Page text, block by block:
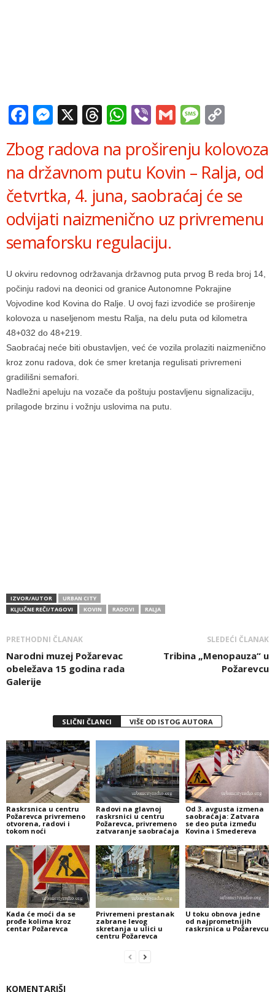
Facebook
Messenger
X Threads
WhatsApp
ViberGmail
Zbog radova na proširenju kolovoza
na državnom putu Kovin – Ralja, od
četvrtka, 4. juna, saobraćaj će se
odvijati naizmenično uz privremenu
semaforsku regulaciju.
U okviru redovnog održavanja državnog puta prvog B reda broj 14,
počinju radovi na deonici od granice Autonomne Pokrajine
Vojvodine kod Kovina do Ralje. U ovoj fazi izvodiće se proširenje
kolovoza u naseljenom mestu Ralja, na delu puta od kilometra
48+032 do 48+219.
Saobraćaj neće biti obustavljen, već će vozila prolaziti naizmenično
kroz zonu radova, dok će smer kretanja regulisati privremeni
gradilišni semafori.
Nadležni apeluju na vozače da poštuju postavljenu signalizaciju,
prilagode brzinu i vožnju uslovima na putu.
IZVOR/AUTOR
URBAN CITY
KLJUČNE REČI/TAGOVI
KOVIN RADOVI RALJA
PRETHODNI ČLANAK
Narodni muzej Požarevac
obeležava 15 godina rada
Galerije
SLEDEĆI ČLANAK
Tribina „Menopauza“ u
Požarevcu
SLIČNI ČLANCI VIŠE OD ISTOG AUTORA
Raskrsnica u centru
Požarevca privremeno
otvorena, radovi i
tokom noći
Radovi na glavnoj
raskrsnici u centru
Požarevca, privremeno
zatvaranje saobraćaja
Od 3. avgusta izmena
saobraćaja: Zatvara
se deo puta između
Kovina i Smedereva
Kada će moći da se
prođe kolima kroz
centar Požarevca
Privremeni prestanak
zabrane levog
skretanja u ulici u
centru Požarevca
U toku obnova jedne
od najprometnijih
raskrsnica u Požarevcu
KOMENTARIŠI